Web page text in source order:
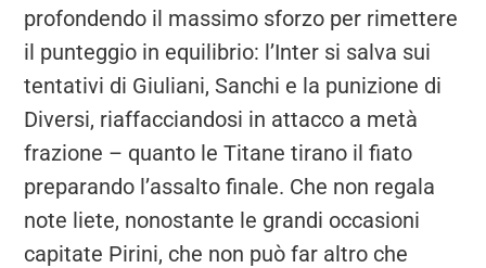
profondendo il massimo sforzo per rimettere
il punteggio in equilibrio: l’Inter si salva sui
tentativi di Giuliani, Sanchi e la punizione di
Diversi, riaffacciandosi in attacco a metà
frazione – quanto le Titane tirano il fiato
preparando l’assalto finale. Che non regala
note liete, nonostante le grandi occasioni
capitate Pirini, che non può far altro che